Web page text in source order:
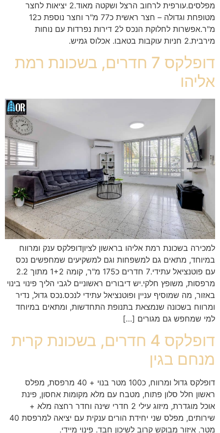
מפלסים.עורפית לרחוב הרצל ושקטה מאוד.2 יציאות לחצר
מטופחת וגדולה – חצר ראשית כ77 מ"ר וחצר נוספת כ12
מ"ר.אפשרות לחלוקת הנכס ל2 דירות נפרדות עם נוחות
מירבית.2 חניות עוקבות בטאבו. אכלוס גמיש.
דופלקס 7 חדרים, בשכונת רמת
אליהו
למכירה בשכונת רמת אליהו בראשון לציוןדופלקס ענק ומרווח
במיוחד, מתאים גם למשפחות וגם למשקיעים שמחפשים נכס
עם פוטנציאל עתידי.7 חדרים כ175 מ"ר, קומה 1+2 מתוך 2.2
מרפסות, משופץ חלקי.יש דיבורים ראשוניים לגבי הליך פינוי בינוי
באזור, מה שמוסיף עניין ופוטנציאל עתידי לנכס.נכס גדול, נדיר
ומרווח בשכונה שנמצאת בתנופת התחדשות, ומתאים במיוחד
למי שמחפש גם מגורים […]
דופלקס 4 חדרים, בשכונת קרית
מנחם בגין
דופלקס גדול ומרווח, כ100 מטר בנוי + 40 מרפסת, מפלס
ראשון חלל סלון פתוח, מטבח עם מלא מקומות אחסון, פינת
אוכל מוגדרת, מיזוג עילי 2 חדרי שינה וחדר רחצה מלא +
שירותים, מפלס שני יחידת הורים ענקית עם יציאה למרפסת 40
מטר. איזור מבוקש קרוב לשיכון חבד. פינוי מיידי.